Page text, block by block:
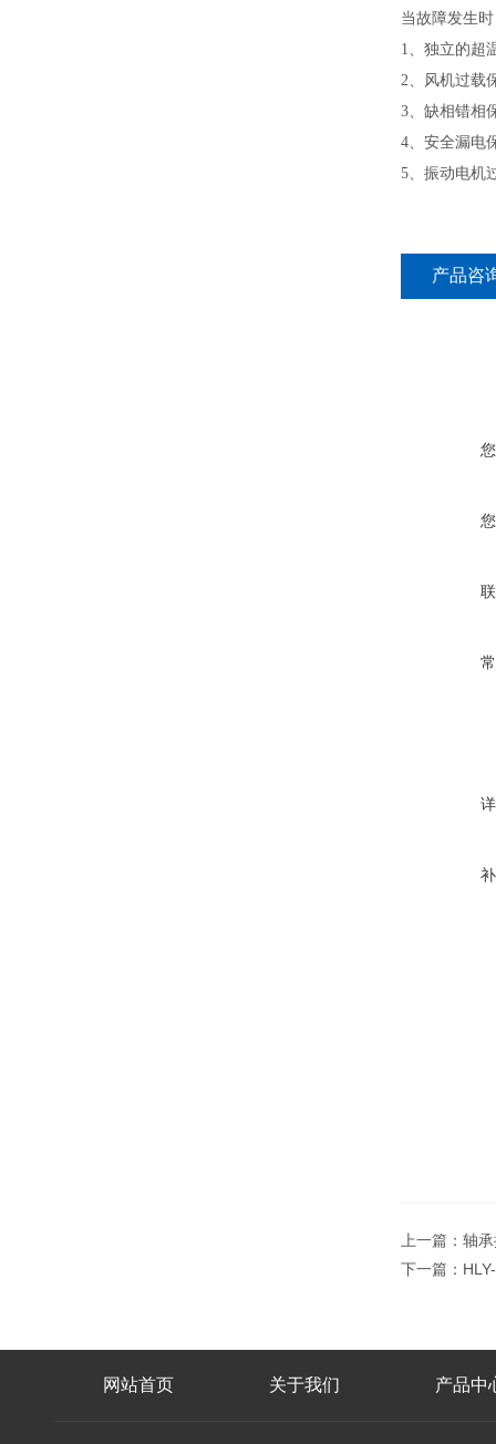
当故障发生
1、独立的超
2、风机过载
3、缺相错相
4、安全漏电
5、振动电机
产品咨
上一篇： 轴
下一篇：
网站首页 关于我们 产品中